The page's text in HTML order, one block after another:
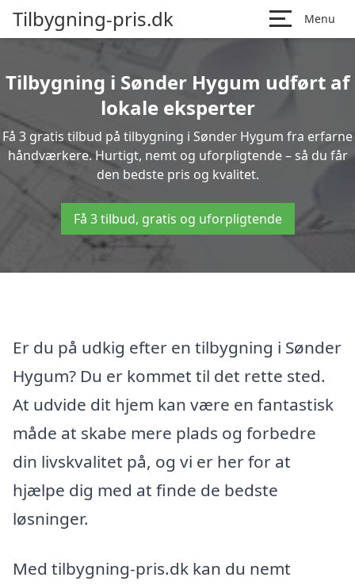
Tilbygning-pris.dk Menu
Tilbygning i Sønder Hygum udført af
lokale eksperter
Få 3 gratis tilbud på tilbygning i Sønder Hygum fra erfarne
håndværkere. Hurtigt, nemt og uforpligtende – så du får
den bedste pris og kvalitet.
Få 3 tilbud, gratis og uforpligtende
Er du på udkig efter en tilbygning i Sønder
Hygum? Du er kommet til det rette sted.
At udvide dit hjem kan være en fantastisk
måde at skabe mere plads og forbedre
din livskvalitet på, og vi er her for at
hjælpe dig med at finde de bedste
løsninger.
Med tilbygning-pris.dk kan du nemt